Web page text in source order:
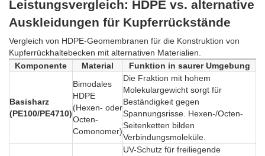
Leistungsvergleich: HDPE vs. alternative
Auskleidungen für Kupferrückstände
Vergleich von HDPE-Geomembranen für die Konstruktion von
Kupferrückhaltebecken mit alternativen Materialien.
Komponente
Material Funktion in saurer Umgebung
Basisharz
(PE100/PE4710)
Bimodales
HDPE
(Hexen- oder
Octen-
Comonomer)
Die Fraktion mit hohem
Molekulargewicht sorgt für
Beständigkeit gegen
Spannungsrisse. Hexen-/Octen-
Seitenketten bilden
Verbindungsmoleküle.
UV-Schutz für freiliegende